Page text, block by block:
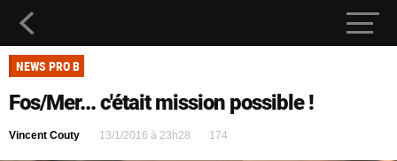
NEWS PRO B
Fos/Mer... c'était mission possible !
Vincent Couty 13/1/2016 à 23h28 174